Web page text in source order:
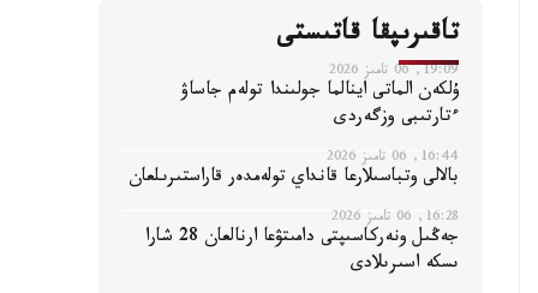
تاقىرىپقا قاتىستى
19:09, 06 تامىز 2026
ۇلكەن الماتى اينالما جولىندا تولەم جاساۋ
ءتارتىبى وزگەردى
16:44, 06 تامىز 2026
بالالى وتباسىلارعا قانداي تولەمدەر قاراستىرىلعان
16:28, 06 تامىز 2026
جەڭىل ونەركاسىپتى دامىتۋعا ارنالعان 28 شارا
ىسكە اسىرىلادى